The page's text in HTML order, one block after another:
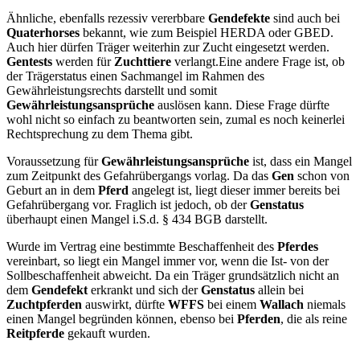
Ähnliche, ebenfalls rezessiv vererbbare Gendefekte sind auch bei
Quaterhorses bekannt, wie zum Beispiel HERDA oder GBED.
Auch hier dürfen Träger weiterhin zur Zucht eingesetzt werden.
Gentests werden fürZuchttiere verlangt.Eine andere Frage ist, ob
der Trägerstatus einen Sachmangel im Rahmen des
Gewährleistungsrechts darstellt und somit
Gewährleistungsansprüche auslösen kann. Diese Frage dürfte
wohl nicht so einfach zu beantworten sein, zumal es noch keinerlei
Rechtsprechung zu dem Thema gibt.
Voraussetzung fürGewährleistungsansprüche ist, dass ein Mangel
zum Zeitpunkt des Gefahrübergangs vorlag. Da das Gen schon von
Geburt an in dem Pferd angelegt ist, liegt dieser immer bereits bei
Gefahrübergang vor. Fraglich ist jedoch, ob derGenstatus
überhaupt einen Mangel i.S.d. § 434 BGB darstellt.
Wurde im Vertrag eine bestimmte Beschaffenheit des Pferdes
vereinbart, so liegt ein Mangel immer vor, wenn die Ist- von der
Sollbeschaffenheit abweicht. Da ein Träger grundsätzlich nicht an
dem Gendefekterkrankt und sich derGenstatus allein bei
Zuchtpferden auswirkt, dürfte WFFS bei einem Wallach niemals
einen Mangel begründen können, ebenso bei Pferden, die als reine
Reitpferde gekauft wurden.